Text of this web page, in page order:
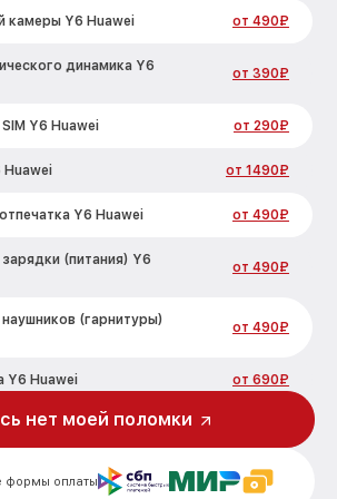
камеры Y6 Huawei от 490₽
динамика Y6
от 390₽
Y6 Huawei от 290₽
от 1490₽
Y6 Huawei от 490₽
(питания) Y6
от 490₽
(гарнитуры)
от 490₽
Y6 Huawei от 690₽
Y6 Huawei
Y6 Huawei от 490₽
формы оплаты
нет моей поломки